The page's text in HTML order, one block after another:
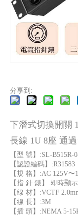
分享到:
下潛式切換開關
長線 1U 8座 通
【型 號】:SL-B515R-
【認證編碼】:R31583
【規 格】:AC 125V〜
【指 針 錶】:即時顯
【線 材】:VCTF
【線 長】:3M
【插 頭】:NEMA 5-